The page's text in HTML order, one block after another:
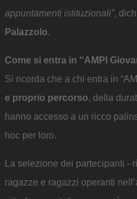
appuntamenti istituzionali”,
Palazzolo.
Come si entra in “AMPI
Si ricorda che a chi entra in
e proprio percorso, della
hanno accesso a un ricco
hoc per loro.
La selezione dei partecipanti -
ragazze e ragazzi operanti